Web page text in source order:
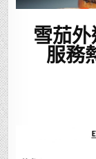
雪茄
服務